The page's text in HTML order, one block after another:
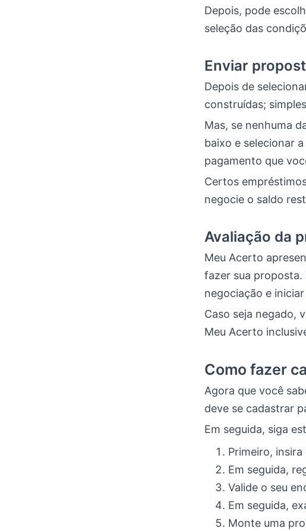
Depois, pode
seleção das
Enviar
Depois de
construídas;
Mas, se nenhuma
baixo e selecionar
pagamento que
Certos
negocie o saldo
Avaliação da
Meu Acerto
fazer sua proposta.
negociação e
Caso seja negado,
Meu Acerto
Como fazer
Agora que você
deve se cadastrar
Em seguida, siga
Primeiro, insira
Em seguida,
Valide o seu
Em seguida,
Monte uma